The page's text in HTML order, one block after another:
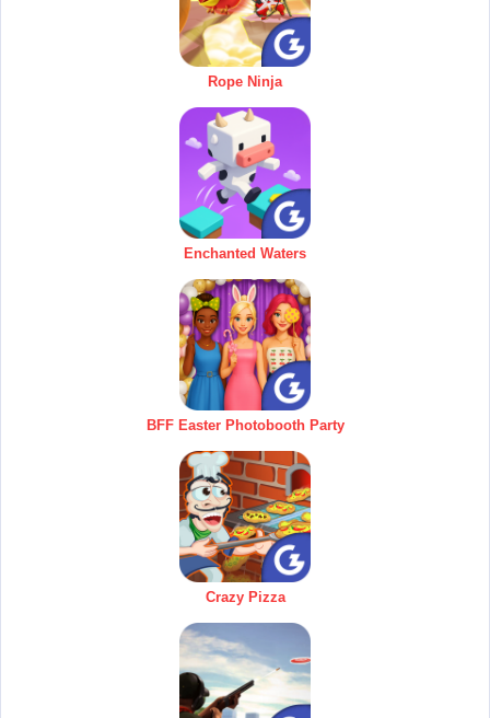
Rope Ninja
Enchanted Waters
BFF Easter Photobooth Party
Crazy Pizza